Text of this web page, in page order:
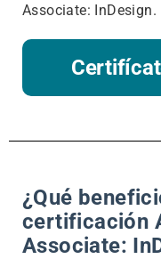
Associate: InDesign.
¿Qué
certificación
Associate: